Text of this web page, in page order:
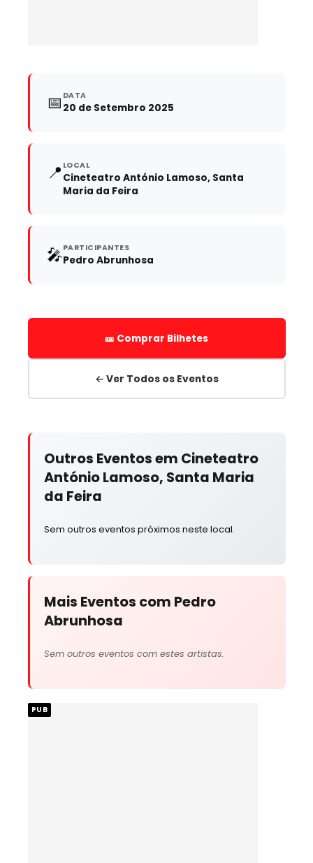
📅 DATA
20 de Setembro 2025
📍 LOCAL
Cineteatro António Lamoso, Santa
Maria da Feira
🎤PARTICIPANTES
Pedro Abrunhosa
🎫 Comprar Bilhetes
← Ver Todos os Eventos
Outros Eventos em Cineteatro
António Lamoso, Santa Maria
da Feira
Sem outros eventos próximos neste local.
Mais Eventos com Pedro
Abrunhosa
Sem outros eventos com estes artistas.
PUB